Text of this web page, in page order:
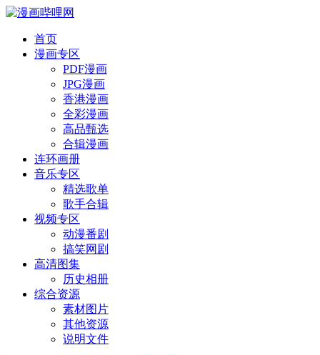
首页
漫画专区
PDF漫画
JPG漫画
香港漫画
全彩漫画
高品甄选
合辑漫画
连环画册
音乐专区
精选歌单
歌手合辑
视频专区
动漫番剧
搞笑网剧
高清图集
历史相册
综合资源
素材图片
其他资源
说明文件